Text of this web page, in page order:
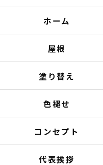
ホーム
屋根
塗り替え
色褪せ
コンセプト
代表挨拶